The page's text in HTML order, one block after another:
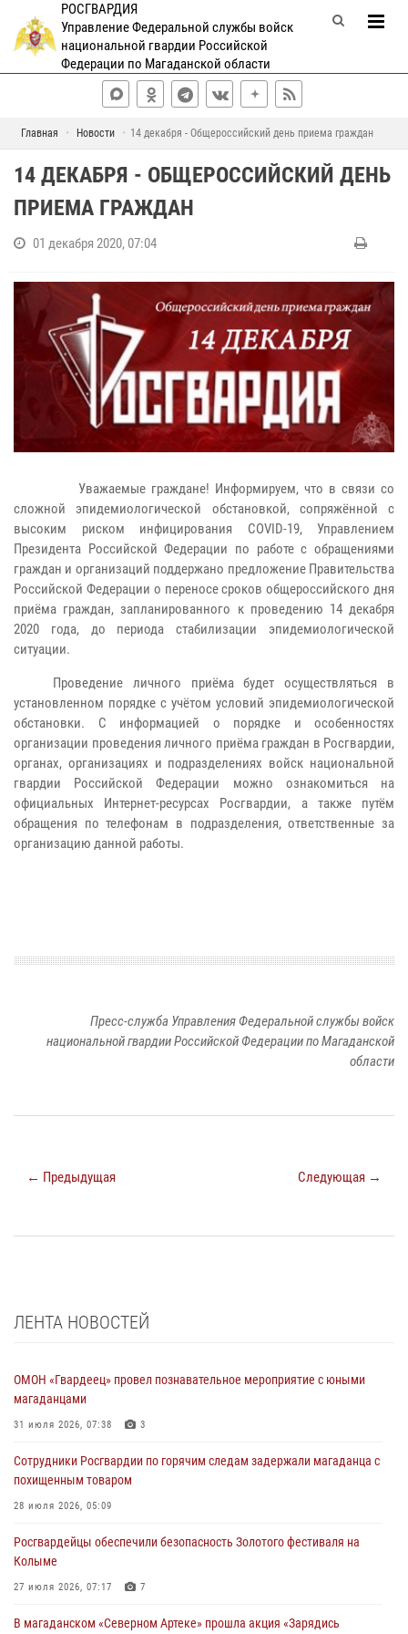
РОСГВАРДИЯ
Управление Федеральной службы войск
национальной гвардии Российской
Федерации по Магаданской области
Главная Новости 14 декабря - Общероссийский день приема граждан
14 ДЕКАБРЯ - ОБЩЕРОССИЙСКИЙ ДЕНЬ
ПРИЕМА ГРАЖДАН
01 декабря 2020, 07:04
Уважаемые граждане! Информируем, что в связи со
сложной эпидемиологической обстановкой, сопряжённой с
высоким риском инфицирования COVID-19, Управлением
Президента Российской Федерации по работе с обращениями
граждан и организаций поддержано предложение Правительства
Российской Федерации о переносе сроков общероссийского дня
приёма граждан, запланированного к проведению 14 декабря
2020 года, до периода стабилизации эпидемиологической
ситуации.
Проведение личного приёма будет осуществляться в
установленном порядке с учётом условий эпидемиологической
обстановки. С информацией о порядке и особенностях
организации проведения личного приёма граждан в Росгвардии,
органах, организациях и подразделениях войск национальной
гвардии Российской Федерации можно ознакомиться на
официальных Интернет-ресурсах Росгвардии, а также путём
обращения по телефонам в подразделения, ответственные за
организацию данной работы.
Пресс-служба Управления Федеральной службы войск
национальной гвардии Российской Федерации по Магаданской
области
← Предыдущая Следующая →
ЛЕНТА НОВОСТЕЙ
ОМОН «Гвардеец» провел познавательное мероприятие с юными
магаданцами
31 июля 2026, 07:38 3
Сотрудники Росгвардии по горячим следам задержали магаданца с
похищенным товаром
28 июля 2026, 05:09
Росгвардейцы обеспечили безопасность Золотого фестиваля на
Колыме
27 июля 2026, 07:17 7
В магаданском «Северном Артеке» прошла акция «Зарядись